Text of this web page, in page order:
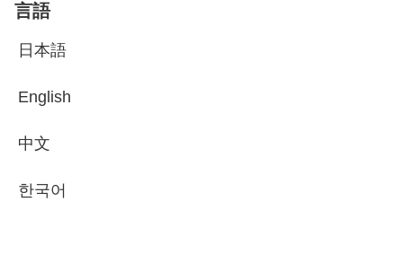
言語
日本語
English
中文
한국어